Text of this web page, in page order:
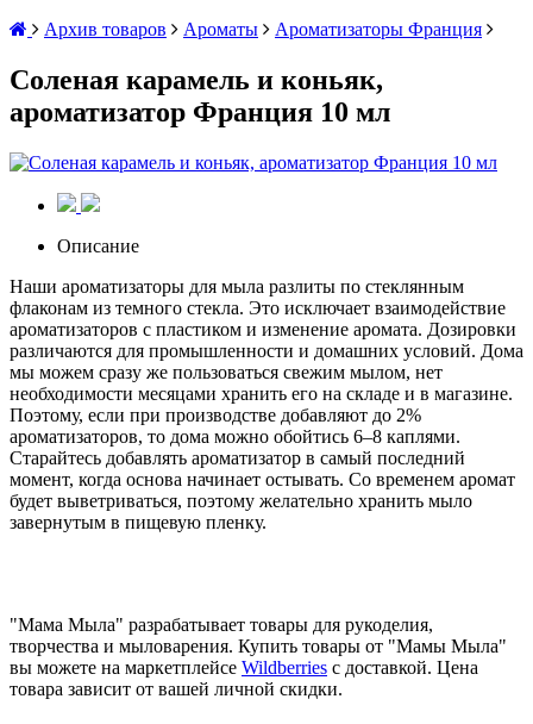
Архив товаров
Ароматы Ароматизаторы Франция
Соленая карамель и коньяк,
ароматизатор Франция 10 мл
Описание
Наши ароматизаторы для мыла разлиты по стеклянным
флаконам из темного стекла. Это исключает взаимодействие
ароматизаторов с пластиком и изменение аромата. Дозировки
различаются для промышленности и домашних условий. Дома
мы можем сразу же пользоваться свежим мылом, нет
необходимости месяцами хранить его на складе и в магазине.
Поэтому, если при производстве добавляют до 2%
ароматизаторов, то дома можно обойтись 6–8 каплями.
Старайтесь добавлять ароматизатор в самый последний
момент, когда основа начинает остывать. Со временем аромат
будет выветриваться, поэтому желательно хранить мыло
завернутым в пищевую пленку.
"Мама Мыла" разрабатывает товары для рукоделия,
творчества и мыловарения. Купить товары от "Мамы Мыла"
вы можете на маркетплейсе Wildberries с доставкой. Цена
товара зависит от вашей личной скидки.